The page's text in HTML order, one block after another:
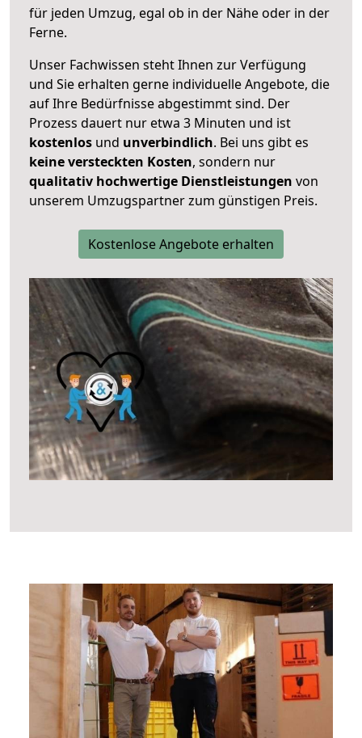
für jeden Umzug, egal ob in der Nähe oder in der
Ferne.
Unser Fachwissen steht Ihnen zur Verfügung
und Sie erhalten gerne individuelle Angebote, die
auf Ihre Bedürfnisse abgestimmt sind. Der
Prozess dauert nur etwa 3 Minuten und ist
kostenlos und unverbindlich. Bei uns gibt es
keine versteckten Kosten, sondern nur
qualitativ hochwertige Dienstleistungen von
unserem Umzugspartner zum günstigen Preis.
Kostenlose Angebote erhalten